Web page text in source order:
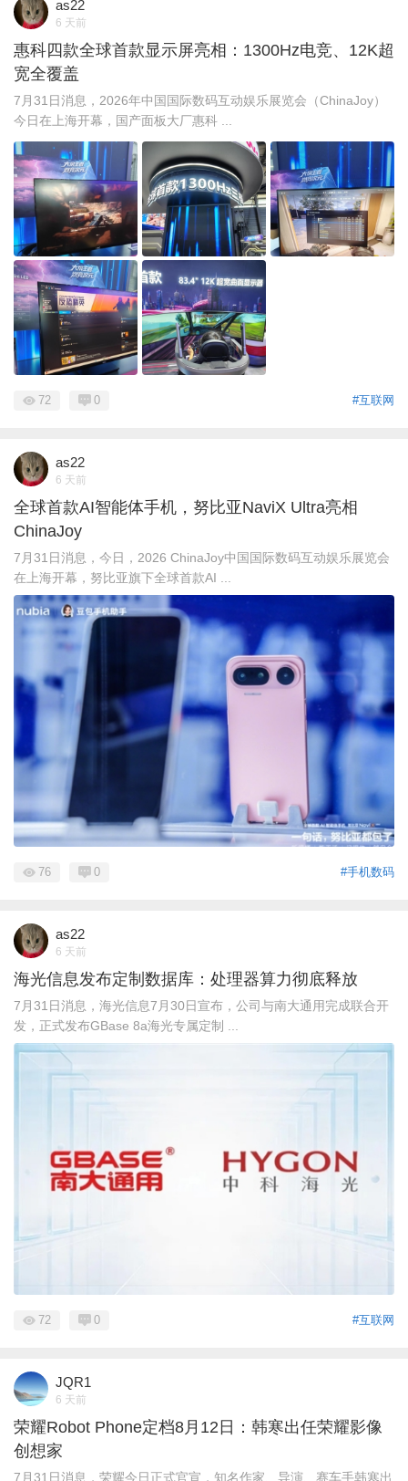
as22
6 天前
惠科四款全球首款显示屏亮相：1300Hz电竞、12K超
宽全覆盖
7月31日消息，2026年中国国际数码互动娱乐展览会（ChinaJoy）
今日在上海开幕，国产面板大厂惠科 ...
#互联网
72 0
as22
6 天前
全球首款AI智能体手机，努比亚NaviX Ultra亮相
ChinaJoy
7月31日消息，今日，2026 ChinaJoy中国国际数码互动娱乐展览会
在上海开幕，努比亚旗下全球首款AI ...
#手机数码
76 0
as22
6 天前
海光信息发布定制数据库：处理器算力彻底释放
7月31日消息，海光信息7月30日宣布，公司与南大通用完成联合开
发，正式发布GBase 8a海光专属定制 ...
#互联网
72 0
JQR1
6 天前
荣耀Robot Phone定档8月12日：韩寒出任荣耀影像
创想家
7月31日消息，荣耀今日正式官宣，知名作家、导演、赛车手韩寒出